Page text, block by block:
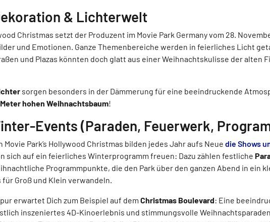
& Lichterwelt
Christmas setzt der Produzent im Movie Park Germany vom 28.
und Emotionen. Ganze Themenbereiche werden in feierliches Licht
und Plazas könnten doch glatt aus einer Weihnachtskulisse der alten
sorgen besonders in der Dämmerung für eine beeindruckende
hohen Weihnachtsbaum!
Events (Paraden, Feuerwerk,
Park’s Hollywood Christmas bilden jedes Jahr aufs Neue die Shows
sich auf ein feierliches Winterprogramm freuen: Dazu zählen festliche
Programmpunkte, die den Park über den ganzen Abend in ein
Groß und Klein verwandeln.
erwartet Dich zum Beispiel auf dem Christmas Boulevard: Eine
inszeniertes 4D-Kinoerlebnis und stimmungsvolle